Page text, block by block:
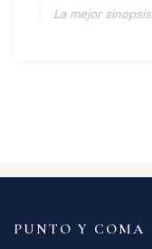
La mejor
PUNTO Y COMA